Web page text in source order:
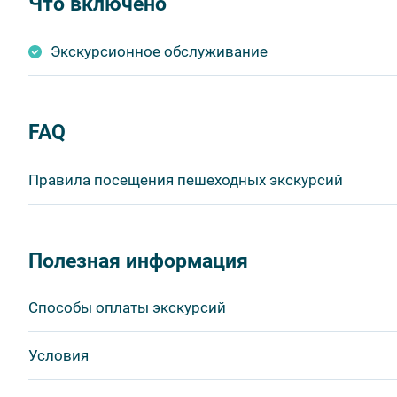
Экскурсионное обслуживание
FAQ
Правила посещения пешеходных экскурсий
соблюдение которых сделает ваш отдых приятным,
бутилированной воды, категорически запрещается
другим пассажирам и, по возможности,
во время экскурсии.
Полезная информация
Способы оплаты экскурсий
Условия